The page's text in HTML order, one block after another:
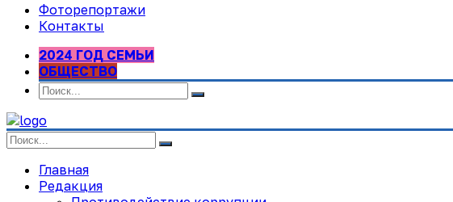
Фоторепортажи
Контакты
2024 ГОД СЕМЬИ
ОБЩЕСТВО
Главная
Редакция